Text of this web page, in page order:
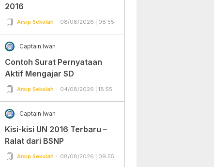
2016
Arsip Sekolah 08/08/2026 | 08:55
Captain Iwan
Contoh Surat Pernyataan
Aktif Mengajar SD
Arsip Sekolah 04/08/2026 | 18:55
Captain Iwan
Kisi-kisi UN 2016 Terbaru –
Ralat dari BSNP
Arsip Sekolah 08/08/2026 | 09:55